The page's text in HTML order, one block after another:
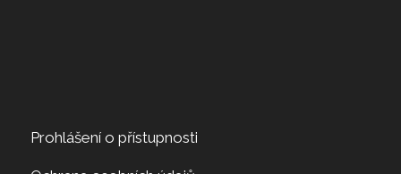
Prohlášení o přístupnosti